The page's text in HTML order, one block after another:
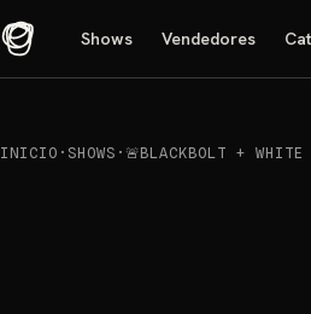
Shows Vendedores
INICIO · SHOWS · 🚨BLACKBOLT + WHITE